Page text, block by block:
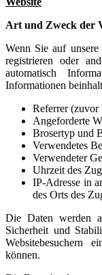
Art und Zweck der
Wenn Sie auf
registrieren oder
automatisch
Informationen
Referrer (zuvor
Angeforderte
Brosertyp und
Verwendetes
Verwendeter
Uhrzeit des
IP-Adresse in
des Orts des
Die Daten werden
Sicherheit und
Websitebesuchern
können.